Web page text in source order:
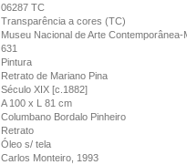
06287 TC
Transparência a cores (TC)
Museu Nacional de Arte Contemporânea-
631
Pintura
Retrato de Mariano Pina
Século XIX [c.1882]
A 100 x L 81 cm
Columbano Bordalo Pinheiro
Retrato
Óleo s/ tela
Carlos Monteiro, 1993